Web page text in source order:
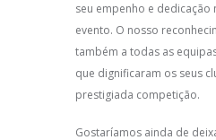
seu empenho e dedicação
evento. O nosso
também a todas as
que dignificaram os seus
prestigiada competição.
Gostaríamos ainda de